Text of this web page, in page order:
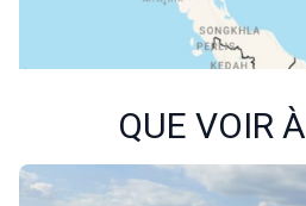
QUE VOIR À